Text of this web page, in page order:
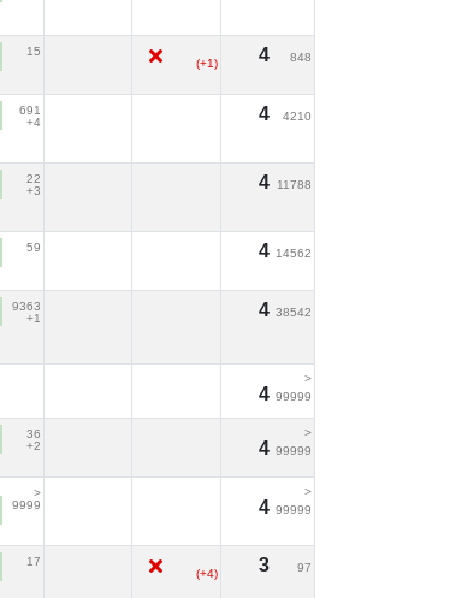
15
(+1)
4 848
691
+4
4 4210
22
+3
4 11788
59 4 14562
9363
+1
4 38542
4
>
99999
36
+2
4
>
99999
>
9999
4
>
99999
17
(+4)
3 97